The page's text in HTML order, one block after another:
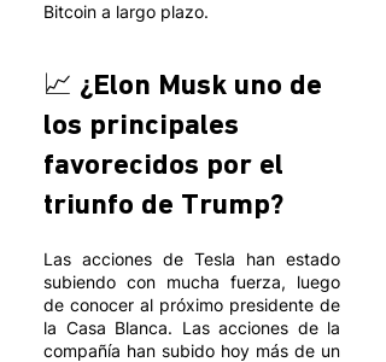
Bitcoin a largo plazo.
📈 ¿Elon Musk uno de
los principales
favorecidos por el
triunfo de Trump?
Las acciones de Tesla han estado
subiendo con mucha fuerza, luego
de conocer al próximo presidente de
la Casa Blanca. Las acciones de la
compañía han subido hoy más de un